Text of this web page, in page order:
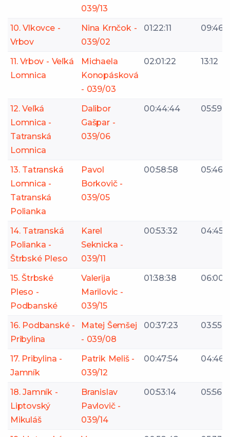
039/13
10. Vlkovce -
Vrbov
Nina Krnčok -
039/02
01:22:11 09:46
11. Vrbov - Veľká
Lomnica
Michaela
Konopásková
- 039/03
02:01:22 13:12
12. Veľká
Lomnica -
Tatranská
Lomnica
Dalibor
Gašpar -
039/06
00:44:44 05:59
13. Tatranská
Lomnica -
Tatranská
Polianka
Pavol
Borkovič -
039/05
00:58:58 05:46
14. Tatranská
Polianka -
Štrbské Pleso
Karel
Seknicka -
039/11
00:53:32 04:45
15. Štrbské
Pleso -
Podbanské
Valerija
Marilovic -
039/15
01:38:38 06:00
16. Podbanské -
Pribylina
Matej Šemšej
- 039/08
00:37:23 03:55
17. Pribylina -
Jamník
Patrik Meliš -
039/12
00:47:54 04:46
18. Jamník -
Liptovský
Mikuláš
Branislav
Pavlovič -
039/14
00:53:14 05:56